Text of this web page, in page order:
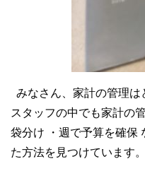
みなさん、家計の管理
スタッフの中でも家計の
袋分け ・週で予算を確保
た方法を見つけています